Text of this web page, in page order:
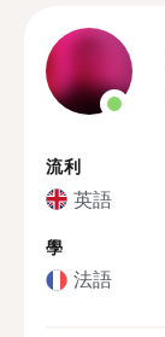
流利
英語
學
法語